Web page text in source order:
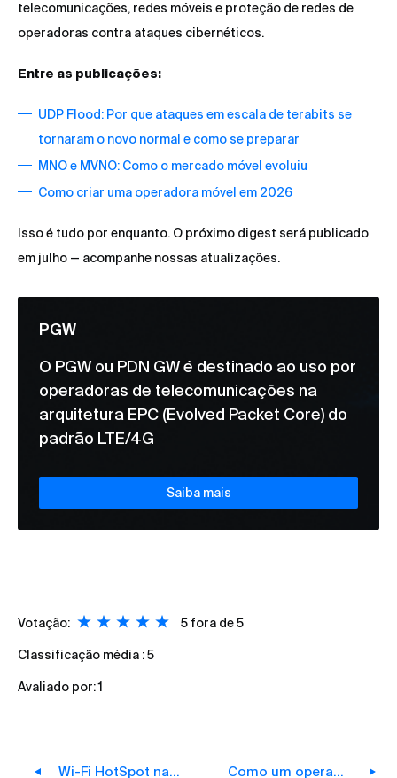
telecomunicações, redes móveis e proteção de redes de
operadoras contra ataques cibernéticos.
Entre as publicações:
UDP Flood: Por que ataques em escala de terabits se
tornaram o novo normal e como se preparar
MNO e MVNO: Como o mercado móvel evoluiu
Como criar uma operadora móvel em 2026
Isso é tudo por enquanto. O próximo digest será publicado
em julho — acompanhe nossas atualizações.
PGW
O PGW ou PDN GW é destinado ao uso por
operadoras de telecomunicações na
arquitetura EPC (Evolved Packet Core) do
padrão LTE/4G
Saiba mais
Votação: 5 fora de 5
Classificação média :5
Avaliado por:1
Wi-Fi HotSpot na rede de um operador: de solução isolada à integração no BNG Como um operador pode escalar sem reconstruir a rede